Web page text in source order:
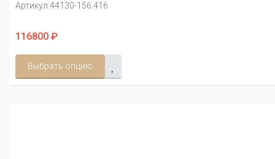
Артикул:44130-156.416
116800 ₽
Выбрать опцию